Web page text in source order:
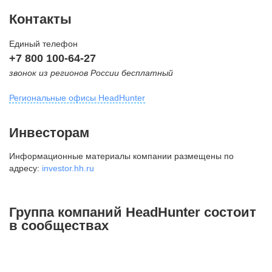
Контакты
Единый телефон
+7 800 100-64-27
звонок из регионов России бесплатный
Региональные офисы HeadHunter
внутригородская территория
Муниципальный округ Тверской,
2-я Брестская ул., д. 48,
+7 495 980-64-27
Инвесторам
Информационные материалы компании размещены по
адресу: investor.hh.ru
Группа компаний HeadHunter состоит
в сообществах